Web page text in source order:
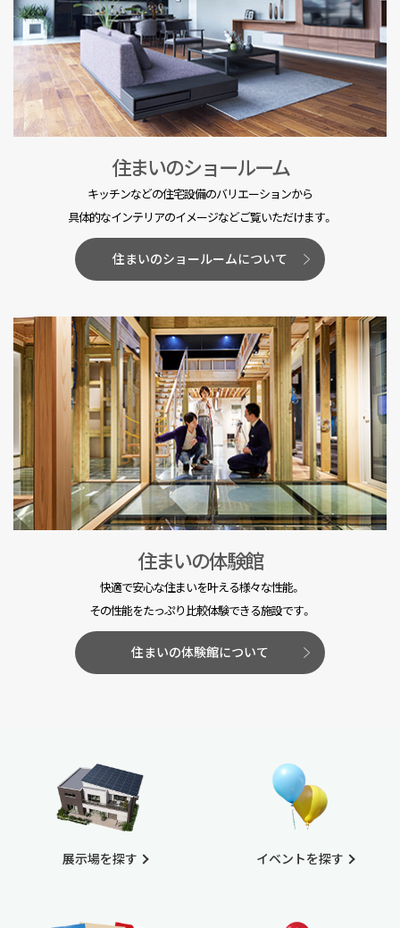
住まいのショールーム
キッチンなどの住宅設備のバリエーションから
具体的なインテリアのイメージなどご覧いただけます。
住まいのショールームについて
住まいの体験館
快適で安心な住まいを叶える様々な性能。
その性能をたっぷり比較体験できる施設です。
住まいの体験館について
展示場を探す イベントを探す